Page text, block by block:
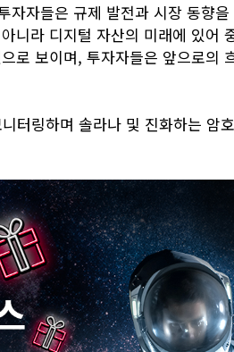
자들은 규제 발전과 시장 동향
니라 디지털 자산의 미래에 있어
로 보이며, 투자자들은 앞으로의
터링하며 솔라나 및 진화하는 암